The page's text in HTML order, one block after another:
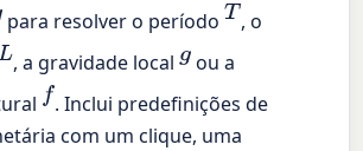
para resolver o período T , o
, a gravidade localgou a
f . Inclui predefinições de
com um clique, uma